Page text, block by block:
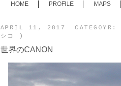
HOME PROFILE MAPS
APRIL 11, 2017 CATEGOYR:
シコ )
世界のCANON